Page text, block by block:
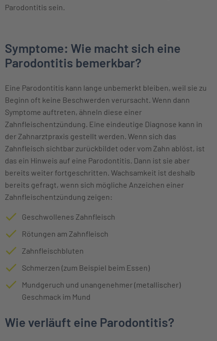
Parodontitis sein.
Symptome: Wie macht sich eine
Parodontitis bemerkbar?
Eine Parodontitis kann lange unbemerkt bleiben, weil sie zu
Beginn oft keine Beschwerden verursacht. Wenn dann
Symptome auftreten, ähneln diese einer
Zahnfleischentzündung. Eine eindeutige Diagnose kann in
der Zahnarztpraxis gestellt werden. Wenn sich das
Zahnfleisch sichtbar zurückbildet oder vom Zahn ablöst, ist
das ein Hinweis auf eine Parodontitis. Dann ist sie aber
bereits weiter fortgeschritten. Wachsamkeit ist deshalb
bereits gefragt, wenn sich mögliche Anzeichen einer
Zahnfleischentzündung zeigen:
Geschwollenes Zahnfleisch
Rötungen am Zahnfleisch
Zahnfleischbluten
Schmerzen (zum Beispiel beim Essen)
Mundgeruch und unangenehmer (metallischer)
Geschmack im Mund
Wie verläuft eine Parodontitis?